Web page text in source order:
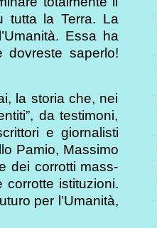
tutta la Terra. La
Essa ha
dovreste saperlo!
la storia che, nei
da testimoni,
e giornalisti
Pamio, Massimo
dei corrotti mass-
istituzioni.
per l’Umanità,